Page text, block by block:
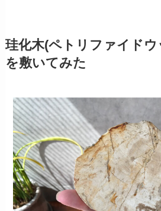
珪化木(ペトリファイド
を敷いてみた